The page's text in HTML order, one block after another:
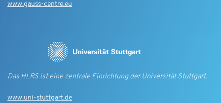
www.gauss-centre.eu
Das HLRS ist eine zentrale Einrichtung der Universität Stuttgart.
www.uni-stuttgart.de